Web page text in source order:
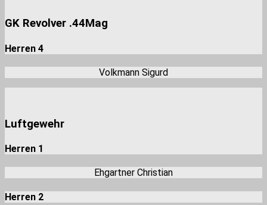
GK Revolver .44Mag
Herren 4
Volkmann Sigurd
Luftgewehr
Herren 1
Ehgartner Christian
Herren 2